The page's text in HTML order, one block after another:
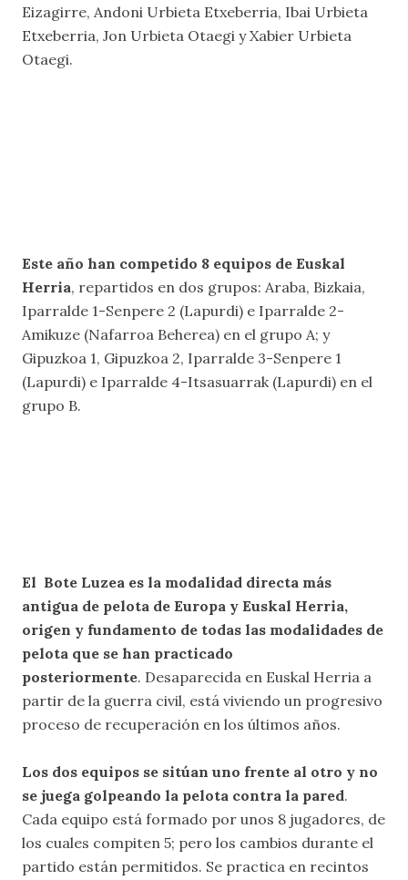
Eizagirre, Andoni Urbieta Etxeberria, Ibai Urbieta
Etxeberria, Jon Urbieta Otaegi y Xabier Urbieta
Otaegi.
Este año han competido 8 equipos de Euskal
Herria, repartidos en dos grupos: Araba, Bizkaia,
Iparralde 1-Senpere 2 (Lapurdi) e Iparralde 2-
Amikuze (Nafarroa Beherea) en el grupo A; y
Gipuzkoa 1, Gipuzkoa 2, Iparralde 3-Senpere 1
(Lapurdi) e Iparralde 4-Itsasuarrak (Lapurdi) en el
grupo B.
El Bote Luzea es la modalidad directa más
antigua de pelota de Europa y Euskal Herria,
origen y fundamento de todas las modalidades de
pelota que se han practicado
posteriormente. Desaparecida en Euskal Herria a
partir de la guerra civil, está viviendo un progresivo
proceso de recuperación en los últimos años.
Los dos equipos se sitúan uno frente al otro y no
se juega golpeando la pelota contra la pared.
Cada equipo está formado por unos 8 jugadores, de
los cuales compiten 5; pero los cambios durante el
partido están permitidos. Se practica en recintos